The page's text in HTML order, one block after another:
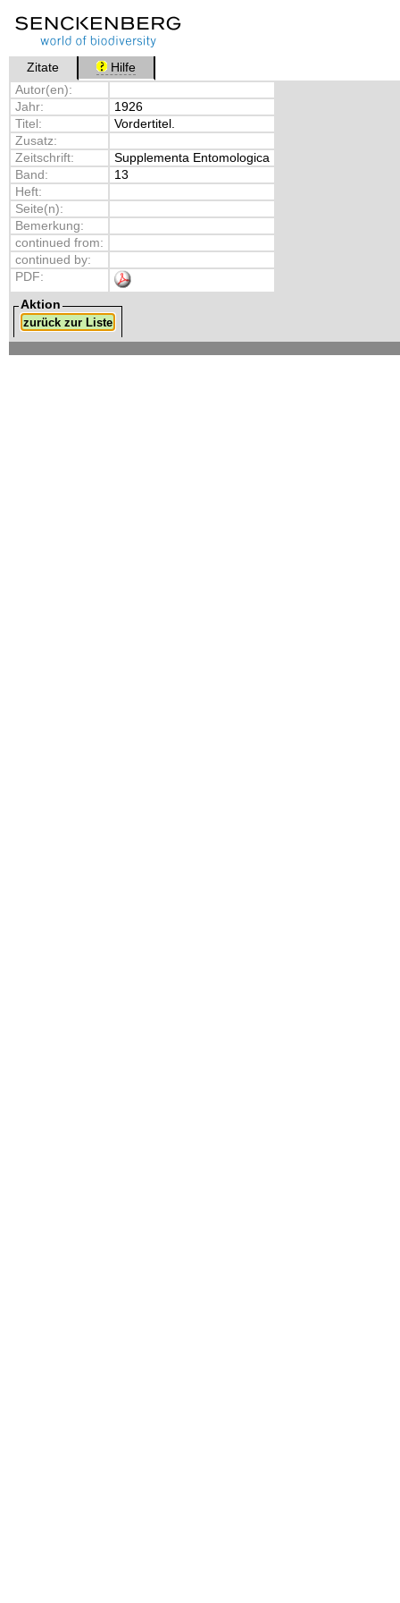
Zitate
Hilfe
Autor(en):
Jahr:
1926
Titel:
Vordertitel.
Zusatz:
Zeitschrift:
Supplementa Entomologica
Band:
13
Heft:
Seite(n):
Bemerkung:
continued from:
continued by:
PDF:
Aktion